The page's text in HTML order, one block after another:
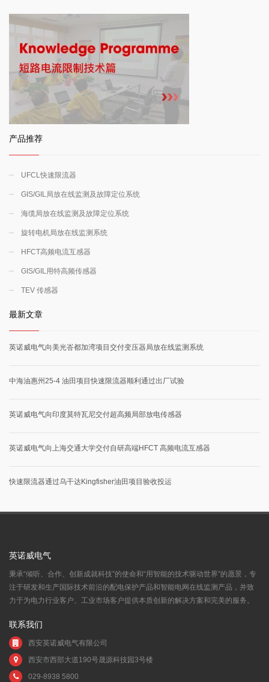
产品推荐
UFCL快速限流器
GIS/GIL局放在线监测及故障定位系统
海缆局放在线监测及故障定位系统
旋转电机局放在线监测系统
HFCT高频电流互感器
GIS/GIL用特高频传感器
TEV 传感器
最新文章
英诺威电气向美光峇都加湾项目交付变压器局放在线监测系统
中海油惠州25-4 油田项目快速限流器顺利通过出厂试验
英诺威电气向印度莫特瓦尼交付超高频局部放电传感器
英诺威电气向上海交通大学交付自研高端HFCT 高频电流互感器
快速限流器通过乌干达Kingfisher油田项目验收投运
英诺威电气
秉承“倾听、合作、创新成就科技”的使命和“用智能的技术驱动世界”的愿景，专
注于研发和生产国际技术前沿的配电保护产品和智能电网在线监测产品，并致
力于为电力行业客户、工业市场客户提供本质创新的解决方案和完美的服务。
联系我们
西安英诺威电气有限公司
西安市西部大道190号晟源科技园3号楼
029-8938 5800